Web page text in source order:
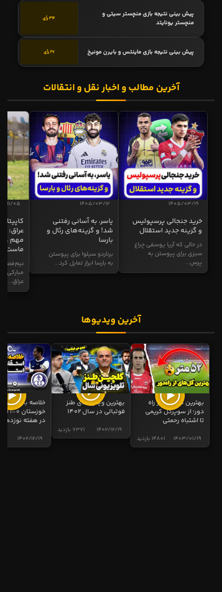
پیش بینی نتیجه بازی منچستر سیتی و
منچستر یونایتد
34 رأی
پیش بینی نتیجه بازی ماینتس و بایرن مونیخ 27 رأی
آخرین مطالب و اخبار نقل و انتقالات
1405/03/19
خرید جنجالی پرسپولیس
و گزینه جدید استقلال
در حالی که آریا یوسفی چراغ
سبزی برای پیوستن به
پرس...
1405/03/12
یاسر، به آسانی رفتنی
شد! و گزینه‌های رئال و
بارسا
برناردو سیلوا برای پیوستن
به بارسا ابراز تمایل کرد...
11/05
عراق:
مهم و
ماست
نیم‌فصل
مبارکی
عراق...
آخرین ویدیوها
بهترین گل های از راه
دور؛ از سوپرگل کریمی
تا اشتباه رحمتی
14801 بازدید 1403/01/19
بهترین ویدیوهای طنز
فوتبالی در سال 1402
7371 بازدید 1402/12/19
خلاصه بازی
در هفته نوزدهم
1402/12/19